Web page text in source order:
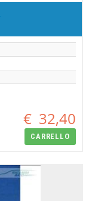
€ 32,40
CARRELLO